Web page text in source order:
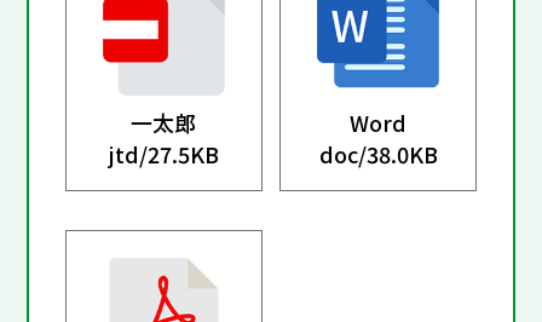
一太郎
jtd/27.5KB
Word
doc/38.0KB